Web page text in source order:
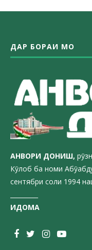
ДАР БОРАИ МО
АНВОРИ ДОНИШ,
Кӯлоб ба номи
сентябри соли 1994
ИДОМА